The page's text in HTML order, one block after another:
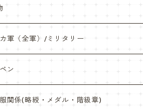
・エプロン
アクセサリー・スマホケース
品・バッテリー
小物類
軍（全軍）/ミリタリー
ン
関係(略綬・メダル・階級章)